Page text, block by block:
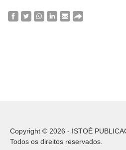
Copyright © 2026 - ISTOÉ
Todos os direitos reservados.